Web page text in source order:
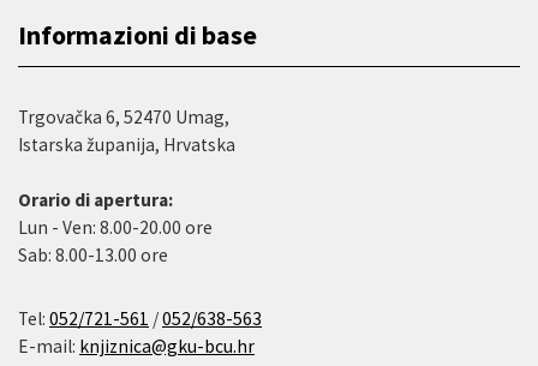
Informazioni di base
Trgovačka 6, 52470 Umag,
Istarska županija, Hrvatska
Orario di apertura:
Lun - Ven: 8.00-20.00 ore
Sab: 8.00-13.00 ore
Tel: 052/721-561 /052/638-563
E-mail: knjiznica@gku-bcu.hr